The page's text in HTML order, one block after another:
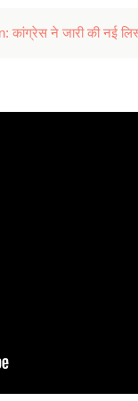
कांग्रेस ने जारी की नई